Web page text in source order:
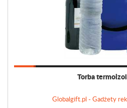
Torba
Globalgift.pl - Gadżety